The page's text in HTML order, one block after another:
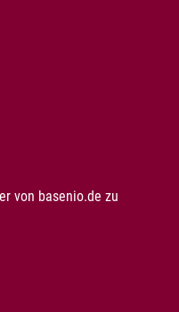
von basenio.de zu